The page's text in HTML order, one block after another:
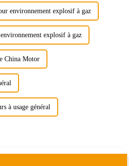
environnement explosif à gaz
explosif à gaz
China Motor
à usage général